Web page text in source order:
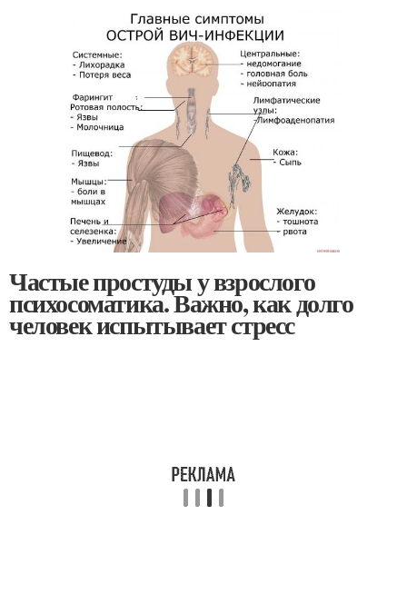
Частые простуды у взрослого
психосоматика. Важно, как долго
человек испытывает стресс